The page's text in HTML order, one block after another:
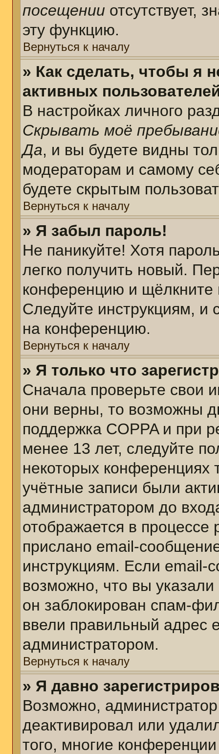
посещении отсутствует,
эту функцию.
Вернуться к началу
» Как сделать, чтобы я
активных
В настройках личного
Скрывать моё
Да, и вы будете видны
модераторам и самому
будете скрытым
Вернуться к началу
» Я забыл пароль!
Не паникуйте! Хотя
легко получить новый.
конференцию и щёлкните
Следуйте инструкциям, и
на конференцию.
Вернуться к началу
» Я только что
Сначала проверьте свои
они верны, то возможны
поддержка COPPA и при
менее 13 лет, следуйте
некоторых конференциях
учётные записи были
администратором до
отображается в
прислано email-
инструкциям. Если email-
возможно, что вы
он заблокирован спам-
ввели правильный адрес
администратором.
Вернуться к началу
» Я давно
Возможно,
деактивировал или
того, многие